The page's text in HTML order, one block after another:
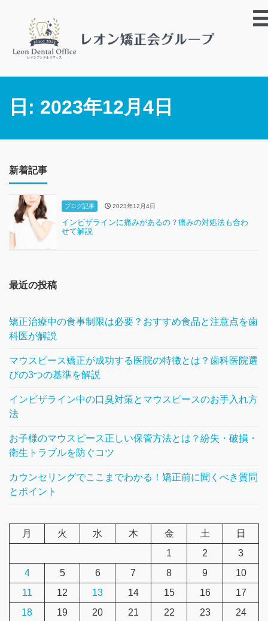
日: 2023年12月4日
新着記事
ブログ記事 2023年12月4日
インビザラインに痛みがあるの？痛みの対処法も合わ
せて解説
最近の投稿
矯正治療中の食事制限は必要？おすすめ食品と注意点を歯
科医が解説
マウスピース矯正が成功する医院の特徴とは？歯科医院選
びの3つの基準を解説
インビザライン中の口臭対策とマウスピースのお手入れ方
法
お子様のマウスピース正しい保管方法とは？紛失・破損・
衛生トラブルを防ぐコツ
カウンセリングでここまでわかる！矯正前に聞くべき質問
とポイント
月 火 水 木 金 土
日
1
2
3
4
5 6 7 8 9
10
11
12 13 14 15 16
17
18
19 20 21 22 23
24